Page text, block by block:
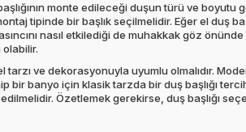
monte edileceği duşun türü ve boyutu
tipinde bir başlık seçilmelidir. Eğer el duş
nasıl etkilediği de muhakkak göz
olabilir.
tarzı ve dekorasyonuyla uyumlu olmalıdır.
banyo için klasik tarzda bir duş başlığı
Özetlemek gerekirse, duş başlığı